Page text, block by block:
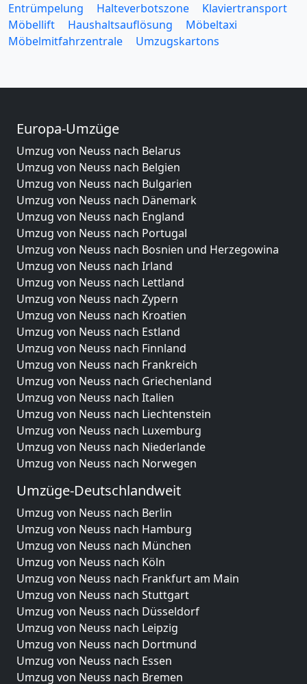
Entrümpelung
Halteverbotszone
Klaviertransport
Möbellift
Haushaltsauflösung
Möbeltaxi
Möbelmitfahrzentrale
Umzugskartons
Europa-Umzüge
Umzug von Neuss nach Belarus
Umzug von Neuss nach Belgien
Umzug von Neuss nach Bulgarien
Umzug von Neuss nach Dänemark
Umzug von Neuss nach England
Umzug von Neuss nach Portugal
Umzug von Neuss nach Bosnien und Herzegowina
Umzug von Neuss nach Irland
Umzug von Neuss nach Lettland
Umzug von Neuss nach Zypern
Umzug von Neuss nach Kroatien
Umzug von Neuss nach Estland
Umzug von Neuss nach Finnland
Umzug von Neuss nach Frankreich
Umzug von Neuss nach Griechenland
Umzug von Neuss nach Italien
Umzug von Neuss nach Liechtenstein
Umzug von Neuss nach Luxemburg
Umzug von Neuss nach Niederlande
Umzug von Neuss nach Norwegen
Umzüge-Deutschlandweit
Umzug von Neuss nach Berlin
Umzug von Neuss nach Hamburg
Umzug von Neuss nach München
Umzug von Neuss nach Köln
Umzug von Neuss nach Frankfurt am Main
Umzug von Neuss nach Stuttgart
Umzug von Neuss nach Düsseldorf
Umzug von Neuss nach Leipzig
Umzug von Neuss nach Dortmund
Umzug von Neuss nach Essen
Umzug von Neuss nach Bremen